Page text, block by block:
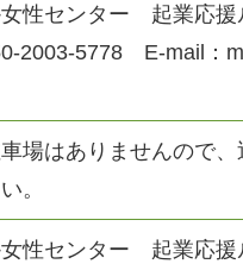
女性センター 起業応援
2003-5778 E-mail：
場はありませんので
。
女性センター 起業応援